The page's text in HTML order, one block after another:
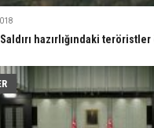
Saldırı hazırlığındaki